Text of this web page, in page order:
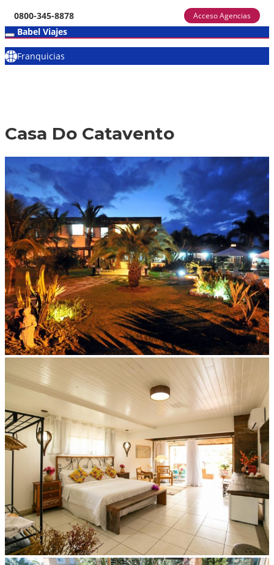
0800-345-8878 Acceso Agencias
Babel Viajes
Franquicias
Casa Do Catavento